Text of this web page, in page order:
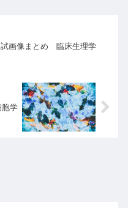
画像まとめ 臨床生理学
学